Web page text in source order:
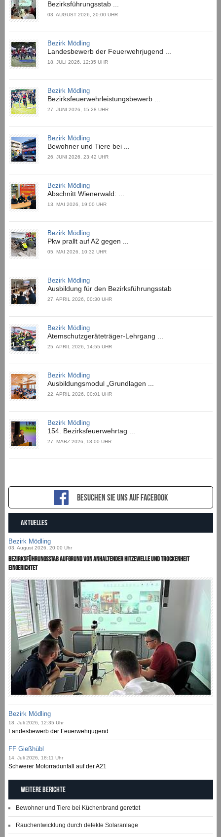
Bezirksführungsstab ...
03. AUGUST 2026, 20:00 UHR
Bezirk Mödling
Landesbewerb der Feuerwehrjugend ...
18. JULI 2026, 12:35 UHR
Bezirk Mödling
Bezirksfeuerwehrleistungsbewerb ...
27. JUNI 2026, 15:28 UHR
Bezirk Mödling
Bewohner und Tiere bei ...
26. JUNI 2026, 23:42 UHR
Bezirk Mödling
Abschnitt Wienerwald: ...
13. MAI 2026, 19:00 UHR
Bezirk Mödling
Pkw prallt auf A2 gegen ...
05. MAI 2026, 10:32 UHR
Bezirk Mödling
Ausbildung für den Bezirksführungsstab
27. APRIL 2026, 00:30 UHR
Bezirk Mödling
Atemschutzgeräteträger-Lehrgang ...
25. APRIL 2026, 14:55 UHR
Bezirk Mödling
Ausbildungsmodul „Grundlagen ...
22. APRIL 2026, 00:01 UHR
Bezirk Mödling
154. Bezirksfeuerwehrtag ...
27. MÄRZ 2026, 18:00 UHR
Besuchen sie uns auf Facebook
AKTUELLES
Bezirk Mödling
03. August 2026, 20:00 Uhr
Bezirksführungsstab aufgrund von anhaltender Hitzewelle und Trockenheit
eingerichtet
Bezirk Mödling
18. Juli 2026, 12:35 Uhr
Landesbewerb der Feuerwehrjugend
FF Gießhübl
14. Juli 2026, 18:11 Uhr
Schwerer Motorradunfall auf der A21
Weitere Berichte
Bewohner und Tiere bei Küchenbrand gerettet
Rauchentwicklung durch defekte Solaranlage